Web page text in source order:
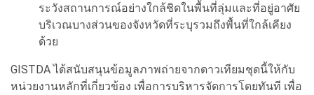
ระวังสถานการณ์อย่างใกล้ชิดในพื้นที่ลุ่มและที่อยู่อาศัย
บริเวณบางส่วนของจังหวัดที่ระบุรวมถึงพื้นที่ใกล้เคียง
ด้วย
GISTDA ได้สนับสนุนข้อมูลภาพถ่ายจากดาวเทียมชุดนี้ให้กับ
หน่วยงานหลักที่เกี่ยวข้อง เพื่อการบริหารจัดการโดยทันที เพื่อ